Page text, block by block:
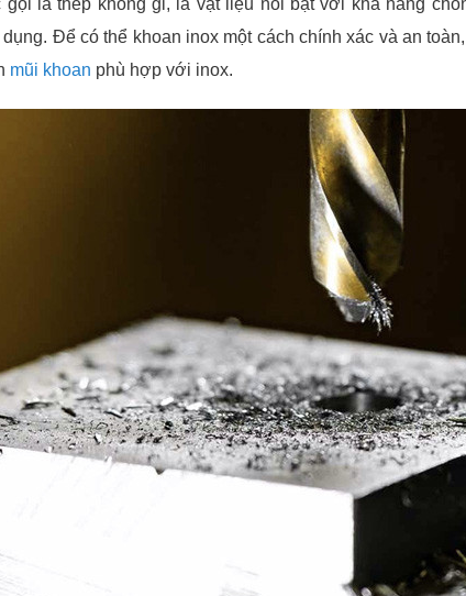
gọi là thép không gỉ, là vật liệu nổi bật với khả năng
Để có thể khoan inox một cách chính xác và an
mũi khoan phù hợp với inox.